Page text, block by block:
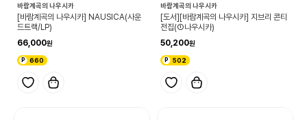
바람계곡의 나우시카
[바람계곡의 나우시카] NAUSICA(사운
드트랙/LP)
66,000
660
바람계곡의 나우시카
[도서][바람계곡의 나우시카] 지브리 콘티
전집(①나우시카)
50,200
502